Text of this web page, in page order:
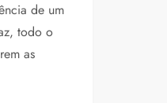
de um
todo o
as